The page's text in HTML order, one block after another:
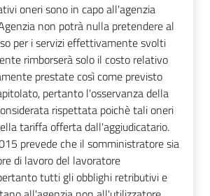
oneri sono in capo all'agenzia
non potrà nulla pretendere al
per i servizi effettivamente svolti
rimborserà solo il costo relativo
prestate così come previsto
pertanto l'osservanza della
rispettata poichè tali oneri
tariffa offerta dall'aggiudicatario.
prevede che il somministratore sia
di lavoro del lavoratore
tutti gli obblighi retributivi e